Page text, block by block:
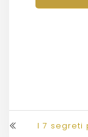
I 7 segreti